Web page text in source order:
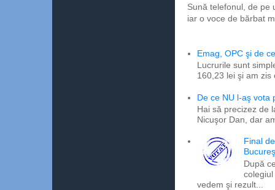
Sună telefonul, de pe
iar o voce de bărbat
Emag, OPC şi de
Lucrurile sunt
160,23 lei şi am
De ce NU l-aş vota
Hai să precizez de
Nicuşor Dan, dar
Final
După
vedem şi rezult...